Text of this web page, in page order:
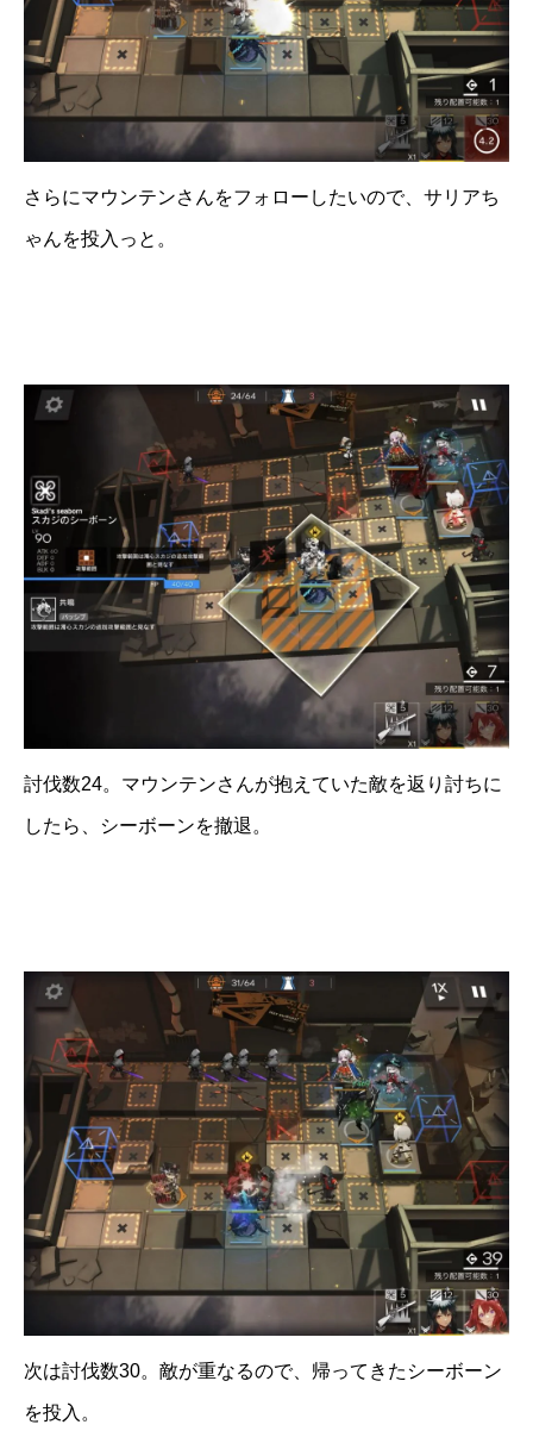
さらにマウンテンさんをフォローしたいので、サリアち
ゃんを投入っと。
討伐数24。マウンテンさんが抱えていた敵を返り討ちに
したら、シーボーンを撤退。
次は討伐数30。敵が重なるので、帰ってきたシーボーン
を投入。